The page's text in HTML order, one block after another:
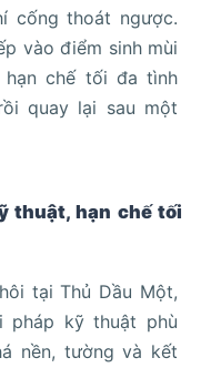
cống thoát ngược.
vào điểm sinh mùi
chế tối đa tình
quay lại sau một
thuật, hạn chế tối
tại Thủ Dầu Một,
pháp kỹ thuật phù
nền, tường và kết